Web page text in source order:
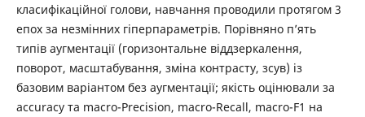
класифікаційної голови, навчання проводили протягом 3
епох за незмінних гіперпараметрів. Порівняно п’ять
типів аугментації (горизонтальне віддзеркалення,
поворот, масштабування, зміна контрасту, зсув) із
базовим варіантом без аугментації; якість оцінювали за
accuracy та macro-Precision, macro-Recall, macro-F1 на